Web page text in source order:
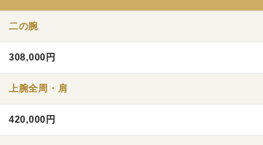
二の腕
308,000円
上腕全周・肩
420,000円